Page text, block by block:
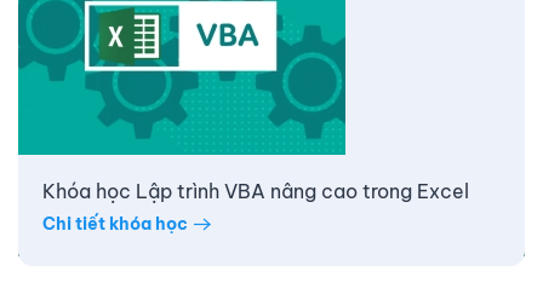
Khóa học Lập trình VBA nâng cao trong Excel
Chi tiết khóa học